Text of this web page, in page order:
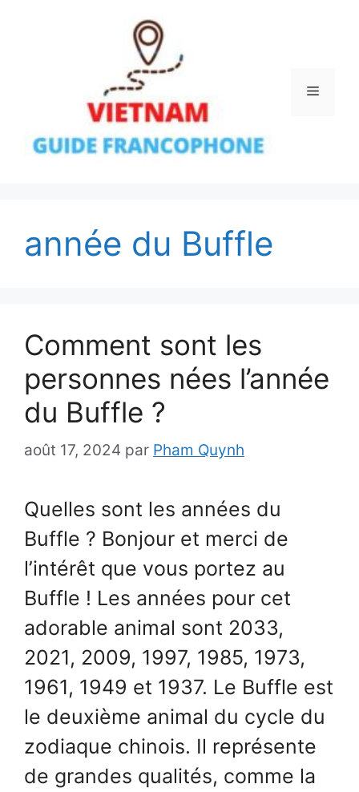
Menu
année du Buffle
Comment sont les
personnes nées l’année
du Buffle ?
août 17, 2024 par Pham Quynh
Quelles sont les années du
Buffle ? Bonjour et merci de
l’intérêt que vous portez au
Buffle ! Les années pour cet
adorable animal sont 2033,
2021, 2009, 1997, 1985, 1973,
1961, 1949 et 1937. Le Buffle est
le deuxième animal du cycle du
zodiaque chinois. Il représente
de grandes qualités, comme la